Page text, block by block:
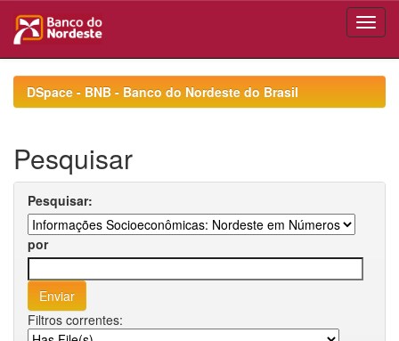
navigationDSpace - BNB - Banco do Nordeste do Brasil
Pesquisar
Pesquisar:
por
Filtros correntes: